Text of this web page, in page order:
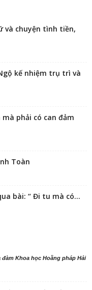
và chuyện tình tiền,
kế nhiệm trụ trì và
phải có can đảm
Toàn
bài: “ Đi tu mà có...
Khoa học Hoằng pháp Hải